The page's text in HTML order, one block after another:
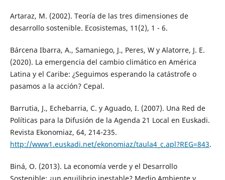
Artaraz, M. (2002). Teoría de las tres dimensiones de
desarrollo sostenible. Ecosistemas, 11(2), 1 - 6.
Bárcena Ibarra, A., Samaniego, J., Peres, W y Alatorre, J. E.
(2020). La emergencia del cambio climático en América
Latina y el Caribe: ¿Seguimos esperando la catástrofe o
pasamos a la acción? Cepal.
Barrutia, J., Echebarria, C. y Aguado, I. (2007). Una Red de
Políticas para la Difusión de la Agenda 21 Local en Euskadi.
Revista Ekonomiaz, 64, 214-235.
http://www1.euskadi.net/ekonomiaz/taula4_c.apl?REG=843.
Biná, O. (2013). La economía verde y el Desarrollo